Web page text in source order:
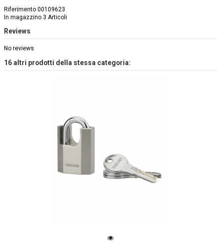
Riferimento 00109623
In magazzino 3 Articoli
Reviews
No reviews
16 altri prodotti della stessa categoria: